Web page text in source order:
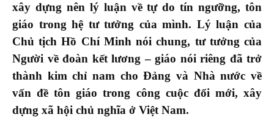
xây dựng nên lý luận về tự do tín ngưỡng, tôn
giáo trong hệ tư tưởng của mình. Lý luận của
Chủ tịch Hồ Chí Minh nói chung, tư tưởng của
Người về đoàn kết lương – giáo nói riêng đã trở
thành kim chỉ nam cho Đảng và Nhà nước về
vấn đề tôn giáo trong công cuộc đổi mới, xây
dựng xã hội chủ nghĩa ở Việt Nam.